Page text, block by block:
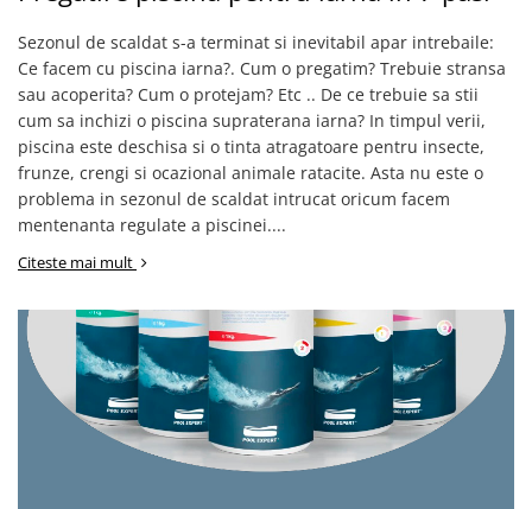
Echipamente si accesorii Piscina
Accesorii Piscina
Roboti si aspiratoare
Acoperire piscina
Dusuri solare
Filtrare piscina
Iluminat piscina
Incalzire piscina
WELLNESS SPA
Saune traditionale
Minipiscine
Minipiscine gonflabile
Minipiscine rigide
Accesorii minipiscine
Sezonul de scaldat s-a terminat si inevitabil apar intrebaile:
Ce facem cu piscina iarna?. Cum o pregatim? Trebuie stransa
sau acoperita? Cum o protejam? Etc .. De ce trebuie sa stii
cum sa inchizi o piscina supraterana iarna? In timpul verii,
piscina este deschisa si o tinta atragatoare pentru insecte,
frunze, crengi si ocazional animale ratacite. Asta nu este o
problema in sezonul de scaldat intrucat oricum facem
mentenanta regulate a piscinei....
Citeste mai mult